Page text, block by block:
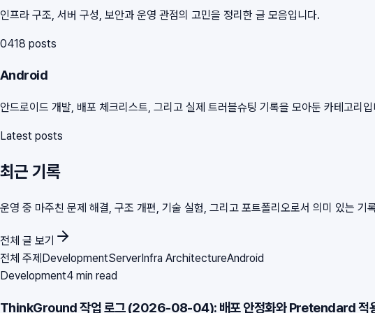
인프라 구조, 서버 구성, 보안과 운영 관점의 고민을 정리한 글 모음입니다.
0418 posts
Android
안드로이드 개발, 배포 체크리스트, 그리고 실제 트러블슈팅 기록을 모아둔 카테고리입
Latest posts
최근 기록
운영 중 마주친 문제 해결, 구조 개편, 기술 실험, 그리고 포트폴리오로서 의미 있는 기
전체 글 보기
전체 주제DevelopmentServerInfra ArchitectureAndroid
Development4 min read
ThinkGround 작업 로그 (2026-08-04): 배포 안정화와 Pretendard 적